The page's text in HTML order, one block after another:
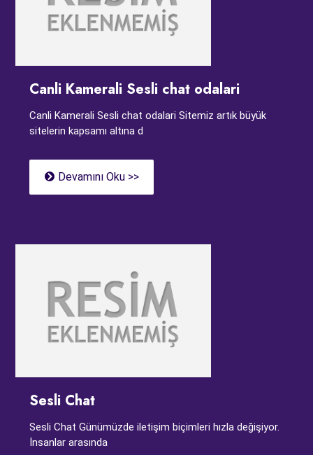
Canli Kamerali Sesli chat odalari
Canli Kamerali Sesli chat odalari Sitemiz artık büyük
sitelerin kapsamı altına d
Devamını Oku >>
Sesli Chat
Sesli Chat Günümüzde iletişim biçimleri hızla değişiyor.
İnsanlar arasında